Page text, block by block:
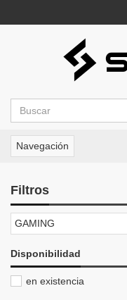
Navegación
Filtros
GAMING
Disponibilidad
en existencia